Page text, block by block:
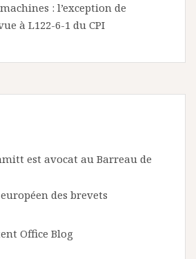
: l’exception de
à L122-6-1 du CPI
est avocat au Barreau de
des brevets
Office Blog